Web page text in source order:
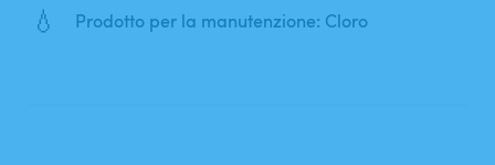
💧 Prodotto per la manutenzione: Cloro